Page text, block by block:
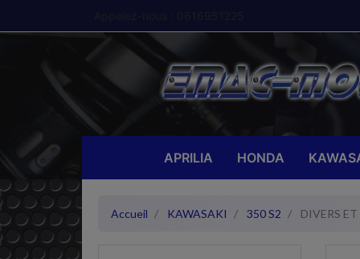
APRILIA HONDA
Accueil KAWASAKI 350 S2 DIVERS